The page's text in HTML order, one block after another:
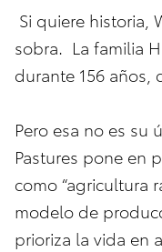
Si quiere historia,
sobra. La familia
durante 156 años,
Pero esa no es su
Pastures pone en
como “agricultura
modelo de
prioriza la vida en